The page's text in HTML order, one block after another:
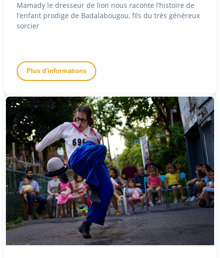
Mamady le dresseur de lion nous raconte l’histoire de
l’enfant prodige de Badalabougou, fils du très généreux
sorcier
Plus d'informations